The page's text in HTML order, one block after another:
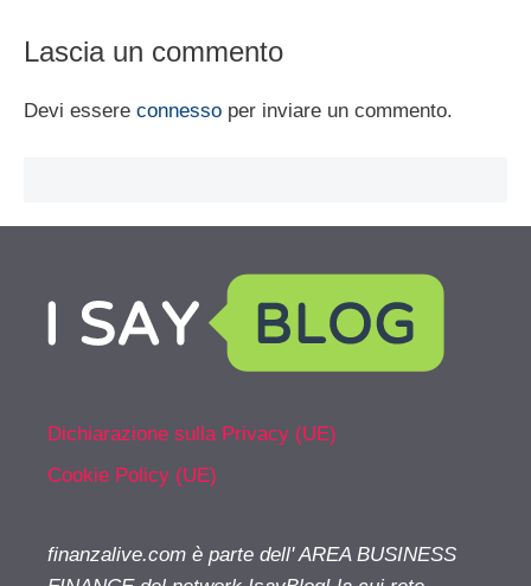
Lascia un commento
Devi essere connesso per inviare un commento.
Dichiarazione sulla Privacy (UE)
Cookie Policy (UE)
finanzalive.com è parte dell' AREA BUSINESS